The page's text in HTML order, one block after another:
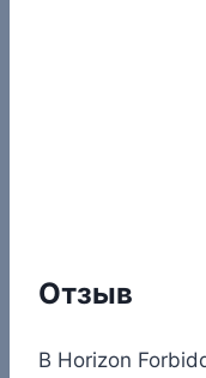
Отзыв
В Horizon